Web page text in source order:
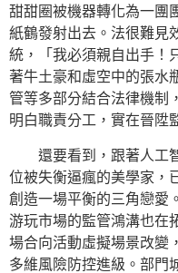
甜甜圈被機器轉化為一團
紙鶴發射出去。法很難見
統，「我必須親自出手！
著牛土豪和虛空中的張水
管等多部分結合法律機制
明白職責分工，實在晉陞
還要看到，跟著人工
位被失衡逼瘋的美學家，
創造一場平衡的三角戀愛
游玩市場的監管鴻溝也在
場合向活動虛擬場景改變
多維風險防控進級。部門